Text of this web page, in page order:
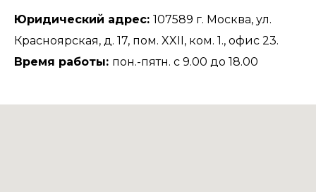
Юридический адрес: 107589 г. Москва, ул.
Красноярская, д. 17, пом. XXII, ком. 1., офис 23.
Время работы: пон.-пятн. с 9.00 до 18.00